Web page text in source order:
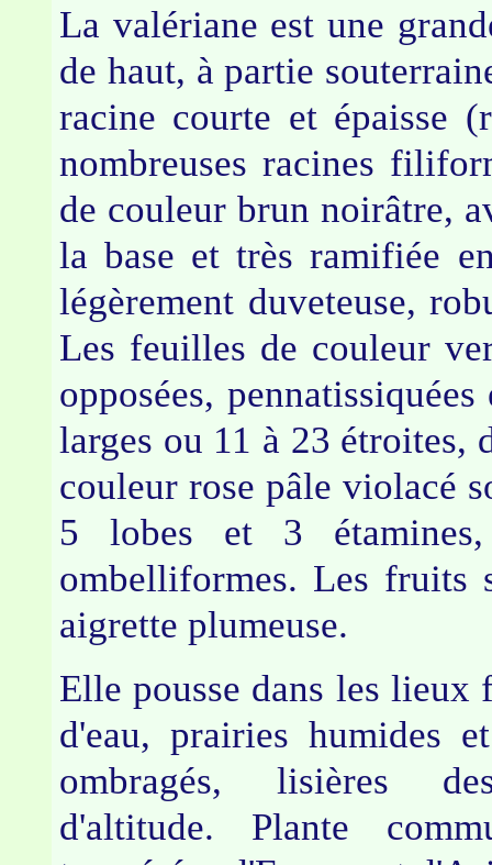
La valériane est une
de haut, à partie
racine courte et épaisse
nombreuses racines
de couleur brun noirâtre,
la base et très ramifiée
légèrement duveteuse,
Les feuilles de couleur
opposées,
larges ou 11 à 23 étroites,
couleur rose pâle violacé
5 lobes et 3 étamines,
ombelliformes. Les fruits
aigrette plumeuse.
Elle pousse dans les lieux
d'eau, prairies humides
ombragés, lisières
d'altitude. Plante